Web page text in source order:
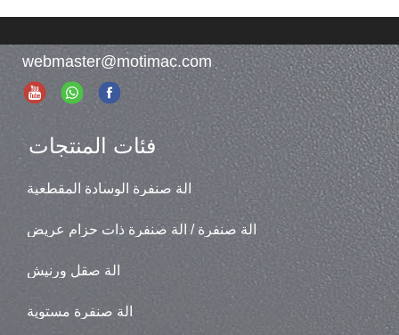
webmaster@motimac.com
فئات المنتجات
آلة صنفرة الوسادة المقطعية
آلة صنفرة / آلة صنفرة ذات حزام عريض
آلة صقل ورنيش
آلة صنفرة مستوية